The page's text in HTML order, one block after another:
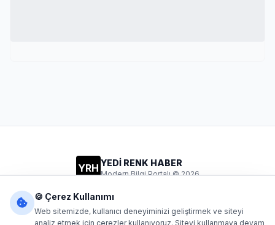
YRH YEDİ RENK HABER
Modern Bilgi Portalı © 2026
🍪 Çerez Kullanımı
Web sitemizde, kullanıcı deneyiminizi geliştirmek ve siteyi
analiz etmek için çerezler kullanıyoruz. Siteyi kullanmaya devam